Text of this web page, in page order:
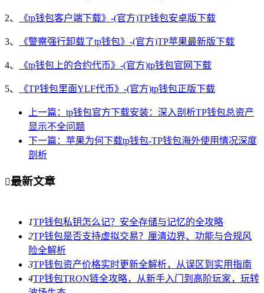
2、 《tp钱包客户端下载》-(官方)TP钱包安卓版下载
3、 《警察强行卸载了tp钱包》-(官方)TP苹果最新版下载
4、 《tp钱包上的合约代币》-(官方)tp钱包官网下载
5、 《TP钱包里面YLF代币》-(官方)tp钱包正版下载
上一篇：tp钱包官方下载安装：深入剖析TP钱包总资产
显示不全问题
下一篇：苹果为何下载tp钱包-TP钱包海外使用情况深度
剖析
最新文章
1TP钱包私钥怎么记？安全存储与记忆的全攻略
2TP钱包是否支持虚拟交易？厘清边界、功能与合规风
险全解析
3TP钱包资产价格实时更新全解析，从误区到实用指南
4TP钱包TRON链全攻略，从新手入门到高阶玩家，玩转